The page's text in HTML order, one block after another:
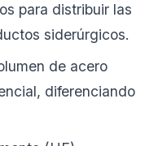
para distribuir las
siderúrgicos.
de acero
diferenciando